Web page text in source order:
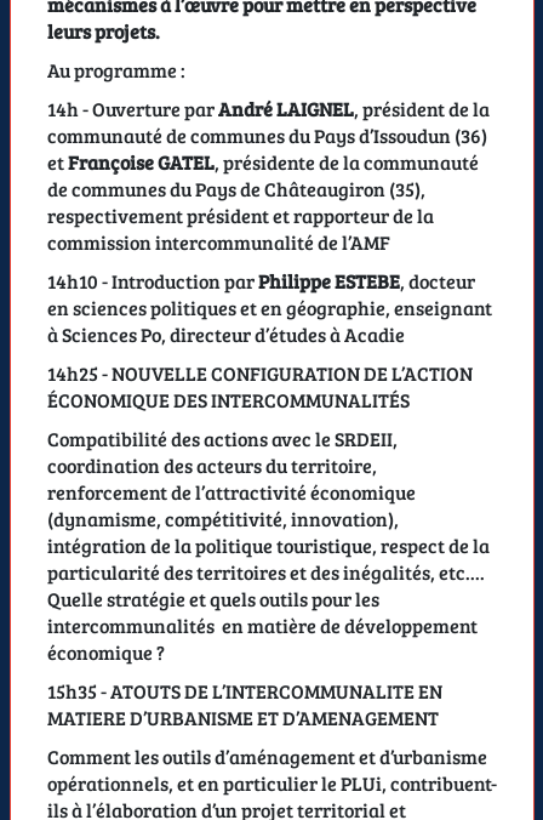
leurs projets.
Au programme :
14h - Ouverture parAndré LAIGNEL, président de la
communauté de communes du Pays d’Issoudun (36)
etFrançoise GATEL, présidente de la communauté
de communes du Pays de Châteaugiron (35),
respectivement président et rapporteur de la
commission intercommunalité de l’AMF
14h10 - Introduction parPhilippe ESTEBE, docteur
en sciences politiques et en géographie, enseignant
à Sciences Po, directeur d’études à Acadie
14h25 - NOUVELLE CONFIGURATION DE L’ACTION
ÉCONOMIQUE DES INTERCOMMUNALITÉS
Compatibilité des actions avec le SRDEII,
coordination des acteurs du territoire,
renforcement de l’attractivité économique
(dynamisme, compétitivité, innovation),
intégration de la politique touristique, respect de la
particularité des territoires et des inégalités, etc....
Quelle stratégie et quels outils pour les
intercommunalités en matière de développement
économique ?
15h35 - ATOUTS DE L’INTERCOMMUNALITE EN
MATIERE D’URBANISME ET D’AMENAGEMENT
Comment les outils d’aménagement et d’urbanisme
opérationnels, et en particulier le PLUi, contribuent-
ils à l’élaboration d’un projet territorial et